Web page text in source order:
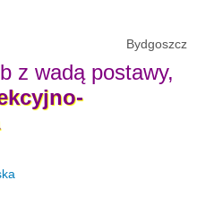
Bydgoszcz
z wadą postawy,